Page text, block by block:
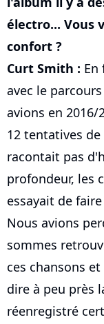
électro... Vous
confort ?
Curt Smith : En
avec le
avions en
12 tentatives
racontait pas
profondeur, les
essayait de
Nous avions
sommes
ces chansons
dire à peu près
réenregistré